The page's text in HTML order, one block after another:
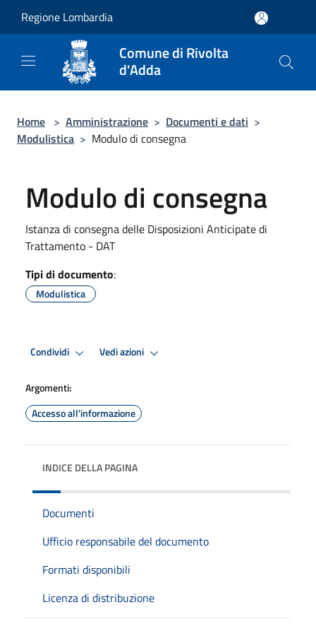
Regione Lombardia
Comune di Rivolta
d'Adda
Home > Amministrazione > Documenti e dati >
Modulistica > Modulo di consegna
Modulo di consegna
Istanza di consegna delle Disposizioni Anticipate di
Trattamento - DAT
Tipi di documento:
Modulistica
Condividi Vedi azioni
Argomenti:
Accesso all'informazione
INDICE DELLA PAGINA
Documenti
Ufficio responsabile del documento
Formati disponibili
Licenza di distribuzione